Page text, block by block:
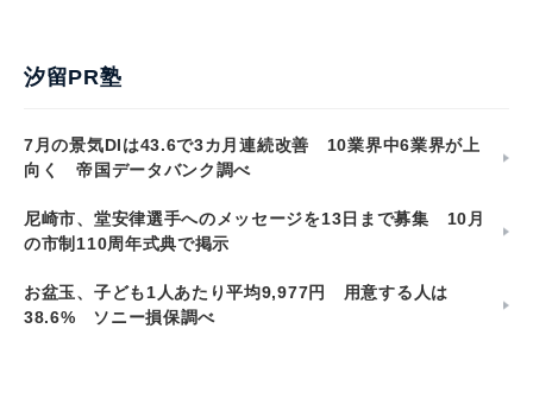
汐留PR塾
7月の景気DIは43.6で3カ月連続改善 10業界中6業界が上
向く 帝国データバンク調べ
尼崎市、堂安律選手へのメッセージを13日まで募集 10月
の市制110周年式典で掲示
お盆玉、子ども1人あたり平均9,977円 用意する人は
38.6% ソニー損保調べ